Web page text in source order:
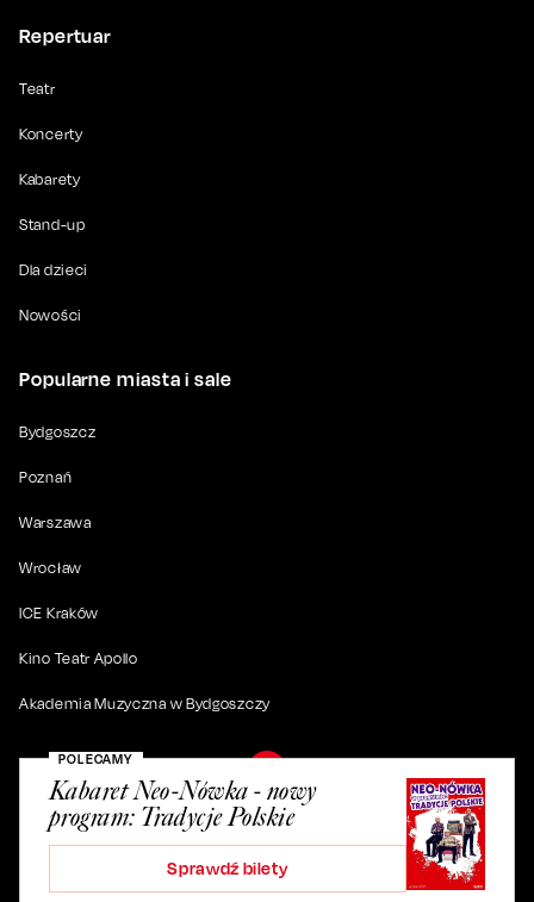
POLECAMY
Kabaret Neo-Nówka - nowy
program: Tradycje Polskie
Sprawdź bilety
Repertuar
Teatr
Koncerty
Kabarety
Stand-up
Dla dzieci
Nowości
Popularne miasta i sale
Bydgoszcz
Poznań
Warszawa
Wrocław
ICE Kraków
Kino Teatr Apollo
Akademia Muzyczna w Bydgoszczy
© 2019- 2026. Wszystkie prawa zastrzeżone.
ul. Artura Grottgera 4/2, 85-227 Bydgoszcz